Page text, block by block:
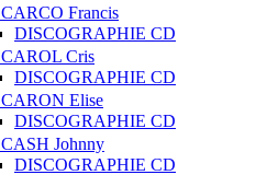
CARCO Francis
DISCOGRAPHIE CD
CAROL Cris
DISCOGRAPHIE CD
CARON Elise
DISCOGRAPHIE CD
CASH Johnny
DISCOGRAPHIE CD